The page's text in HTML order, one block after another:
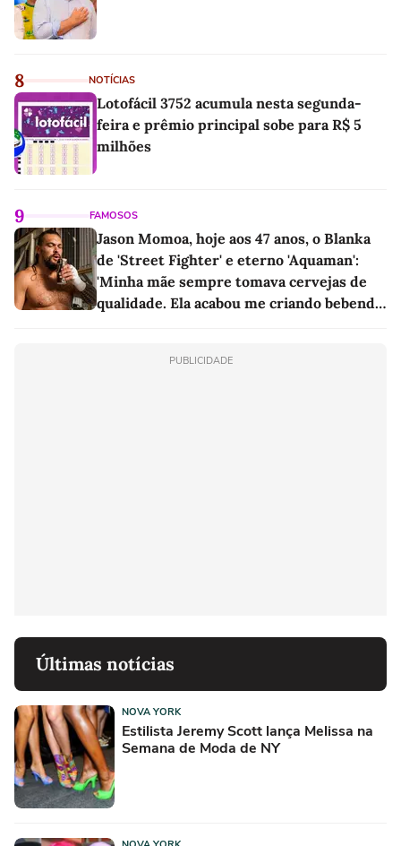
8 NOTÍCIAS
Lotofácil 3752 acumula nesta segunda-
feira e prêmio principal sobe para R$ 5
milhões
9 FAMOSOS
Jason Momoa, hoje aos 47 anos, o Blanka
de 'Street Fighter' e eterno 'Aquaman':
'Minha mãe sempre tomava cervejas de
qualidade. Ela acabou me criando bebendo
PUBLICIDADE
Últimas notícias
NOVA YORK
Estilista Jeremy Scott lança Melissa na
Semana de Moda de NY